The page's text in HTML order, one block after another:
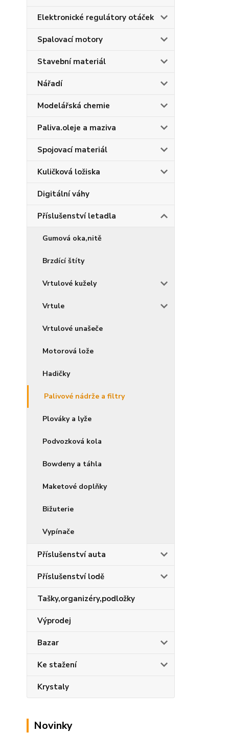
Elektronické regulátory otáček
Spalovací motory
Stavební materiál
Nářadí
Modelářská chemie
Paliva.oleje a maziva
Spojovací materiál
Kuličková ložiska
Digitální váhy
Příslušenství letadla
Gumová oka,nitě
Brzdící štíty
Vrtulové kužely
Vrtule
Vrtulové unašeče
Motorová lože
Hadičky
Palivové nádrže a filtry
Plováky a lyže
Podvozková kola
Bowdeny a táhla
Maketové doplňky
Bižuterie
Vypínače
Příslušenství auta
Příslušenství lodě
Tašky,organizéry,podložky
Výprodej
Bazar
Ke stažení
Krystaly
Novinky